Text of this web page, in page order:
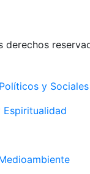
y Sociales
Espiritualidad